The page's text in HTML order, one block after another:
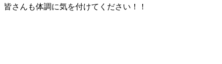
皆さんも体調に気を付けてください！！